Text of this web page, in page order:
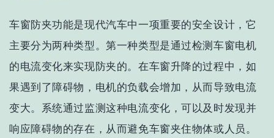
车窗防夹功能是现代汽车中一项重要的安全设计，它
主要分为两种类型。第一种类型是通过检测车窗电机
的电流变化来实现防夹的。在车窗升降的过程中，如
果遇到了障碍物，电机的负载会增加，从而导致电流
变大。系统通过监测这种电流变化，可以及时发现并
响应障碍物的存在，从而避免车窗夹住物体或人员。